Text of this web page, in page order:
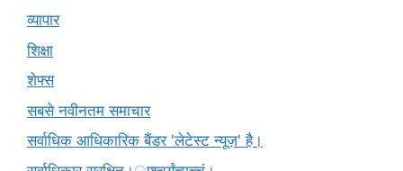
व्यापार
शिक्षा
शेफ्स
सबसे नवीनतम समाचार
सर्वाधिक आधिकारिक बैंडर 'लेटेस्ट न्यूज़' है।